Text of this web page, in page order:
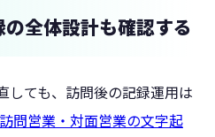
全体設計も確認する
しても、訪問後の記録運用は
訪問営業・対面営業の文字起